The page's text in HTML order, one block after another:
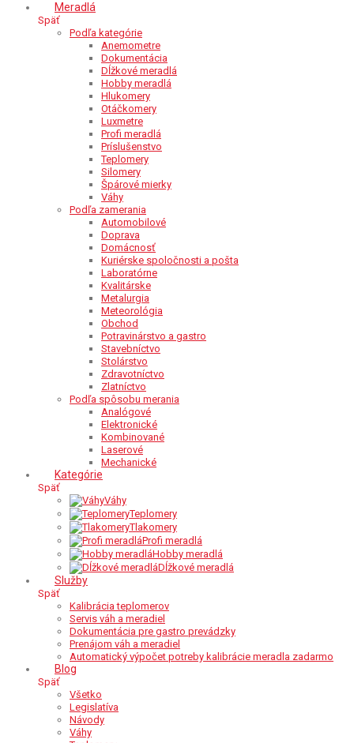
Meradlá
Späť
Podľa kategórie
Anemometre
Dokumentácia
Dĺžkové meradlá
Hobby meradlá
Hlukomery
Otáčkomery
Luxmetre
Profi meradlá
Príslušenstvo
Teplomery
Silomery
Špárové mierky
Váhy
Podľa zamerania
Automobilové
Doprava
Domácnosť
Kuriérske spoločnosti a pošta
Laboratórne
Kvalitárske
Metalurgia
Meteorológia
Obchod
Potravinárstvo a gastro
Stavebníctvo
Stolárstvo
Zdravotníctvo
Zlatníctvo
Podľa spôsobu merania
Analógové
Elektronické
Kombinované
Laserové
Mechanické
Kategórie
Späť
Váhy
Teplomery
Tlakomery
Profi meradlá
Hobby meradlá
Dĺžkové meradlá
Služby
Späť
Kalibrácia teplomerov
Servis váh a meradiel
Dokumentácia pre gastro prevádzky
Prenájom váh a meradiel
Automatický výpočet potreby kalibrácie meradla zadarmo
Blog
Späť
Všetko
Legislatíva
Návody
Váhy